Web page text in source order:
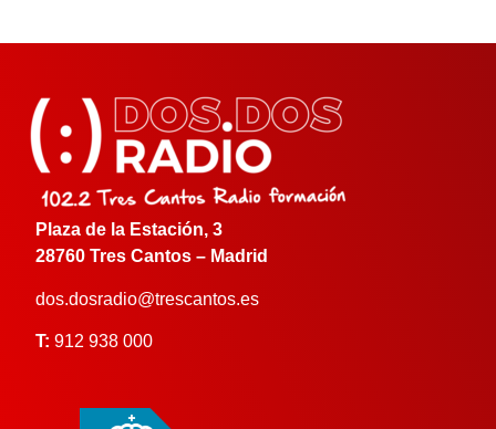
Plaza de la Estación, 3
28760 Tres Cantos – Madrid
dos.dosradio@trescantos.es
T: 912 938 000